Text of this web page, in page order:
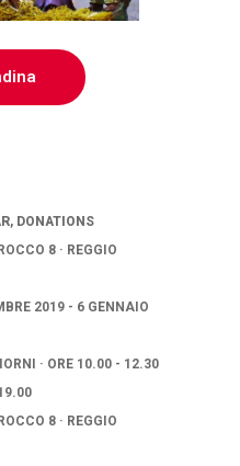
, DONATIONS
8 · REGGIO
2019 - 6 GENNAIO
· ORE 10.00 - 12.30
8 · REGGIO